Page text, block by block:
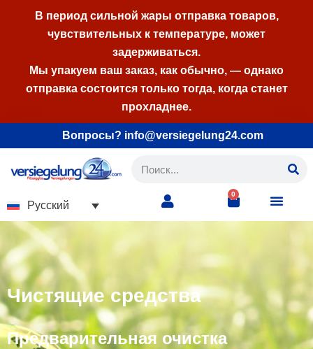
Перейти
содержимому
В период сильной жары отправка товаров,
чувствительных к температуре, может
задерживаться.
Мы упакуем ваш заказ, как обычно, — однако
отправка состоится только тогда, когда станет
прохладнее.
Вопросы? info@versiegelung24.com
Русский
0
Чистящие средства
Предварительная очистка